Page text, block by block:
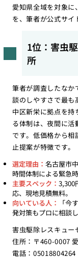
愛知県全域を対象
を、筆者が公式サイ
1位：害虫
所
筆者が調査したなか
談のしやすさで最も
中区新栄に拠点を持
る体制は、夜間に
です。低価格から
止提案が特徴です。
選定理由： 名古屋市
時間体制による緊急
主要スペック： 3,300
応、現地見積無料。
向いている人：
「今
発対策もプロに相談
害虫駆除レスキュー
住所：〒460-0007
電話：05018804264